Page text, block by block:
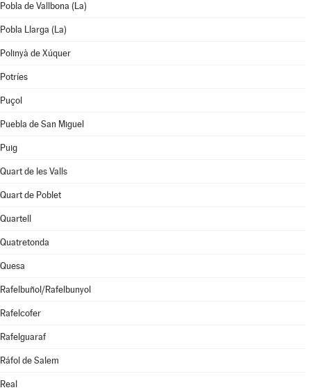
Pobla de Vallbona (La)
Pobla Llarga (La)
Polinyà de Xúquer
Potríes
Puçol
Puebla de San Miguel
Puig
Quart de les Valls
Quart de Poblet
Quartell
Quatretonda
Quesa
Rafelbuñol/Rafelbunyol
Rafelcofer
Rafelguaraf
Ráfol de Salem
Real